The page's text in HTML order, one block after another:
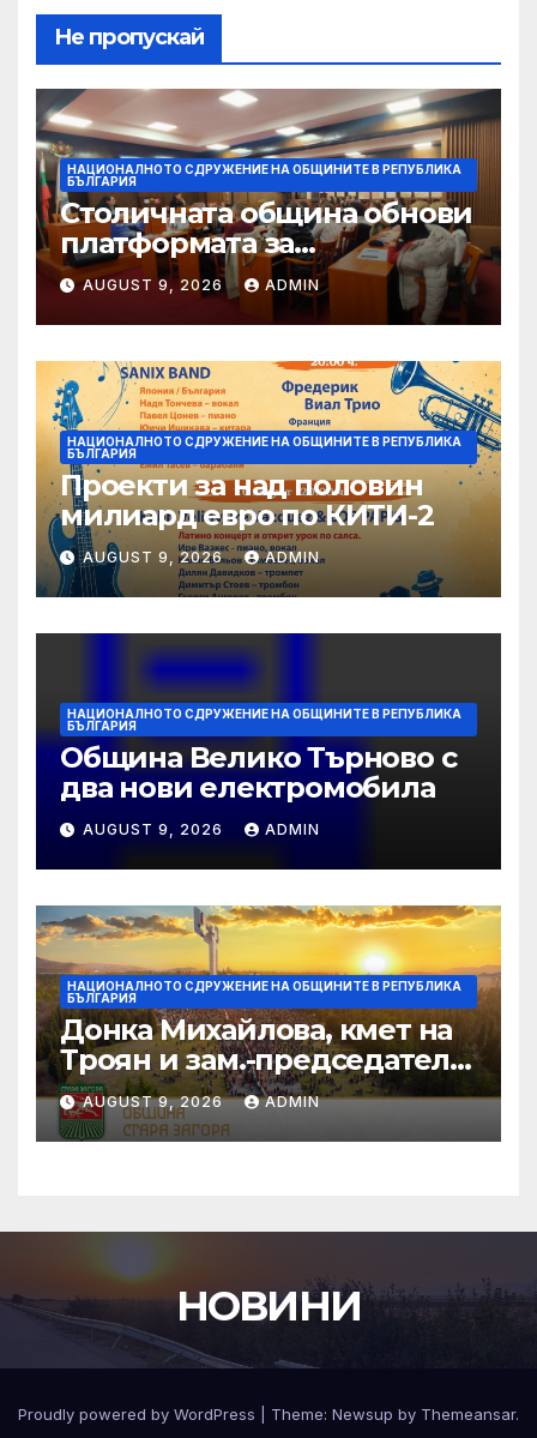
Не пропускай
НАЦИОНАЛНОТО СДРУЖЕНИЕ НА ОБЩИНИТЕ В РЕПУБЛИКА
БЪЛГАРИЯ
Столичната община обнови
платформата за
граждански сигнали Call
Sofia
AUGUST 9, 2026 ADMIN
НАЦИОНАЛНОТО СДРУЖЕНИЕ НА ОБЩИНИТЕ В РЕПУБЛИКА
БЪЛГАРИЯ
Проекти за над половин
милиард евро по КИТИ-2
AUGUST 9, 2026 ADMIN
НАЦИОНАЛНОТО СДРУЖЕНИЕ НА ОБЩИНИТЕ В РЕПУБЛИКА
БЪЛГАРИЯ
Община Велико Търново с
два нови електромобила
AUGUST 9, 2026 ADMIN
НАЦИОНАЛНОТО СДРУЖЕНИЕ НА ОБЩИНИТЕ В РЕПУБЛИКА
БЪЛГАРИЯ
Донка Михайлова, кмет на
Троян и зам.-председател
на НСОРБ: Знаем какво е
произведено, как е
произведено и какво влиза
AUGUST 9, 2026 ADMIN
НОВИНИ
Proudly powered by WordPress Theme: Newsup by Themeansar.